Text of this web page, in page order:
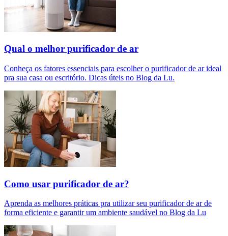
Qual o melhor purificador de ar​
Conheça os fatores essenciais para escolher o purificador de ar ideal
pra sua casa ou escritório. Dicas úteis no Blog da Lu.
Como usar purificador de ar?
Aprenda as melhores práticas pra utilizar seu purificador de ar de
forma eficiente e garantir um ambiente saudável no Blog da Lu